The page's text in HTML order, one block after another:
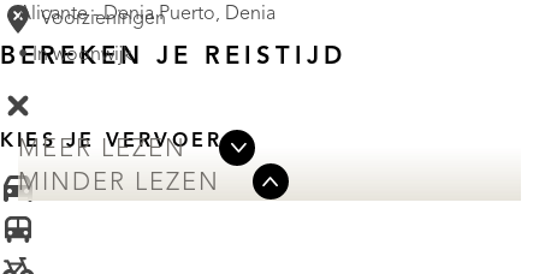
Alicante - Denia Puerto, Denia
• In woonwijk
MEER LEZEN
MINDER LEZEN
Voorzieningen
BEREKEN JE REISTIJD
KIES JE VERVOER